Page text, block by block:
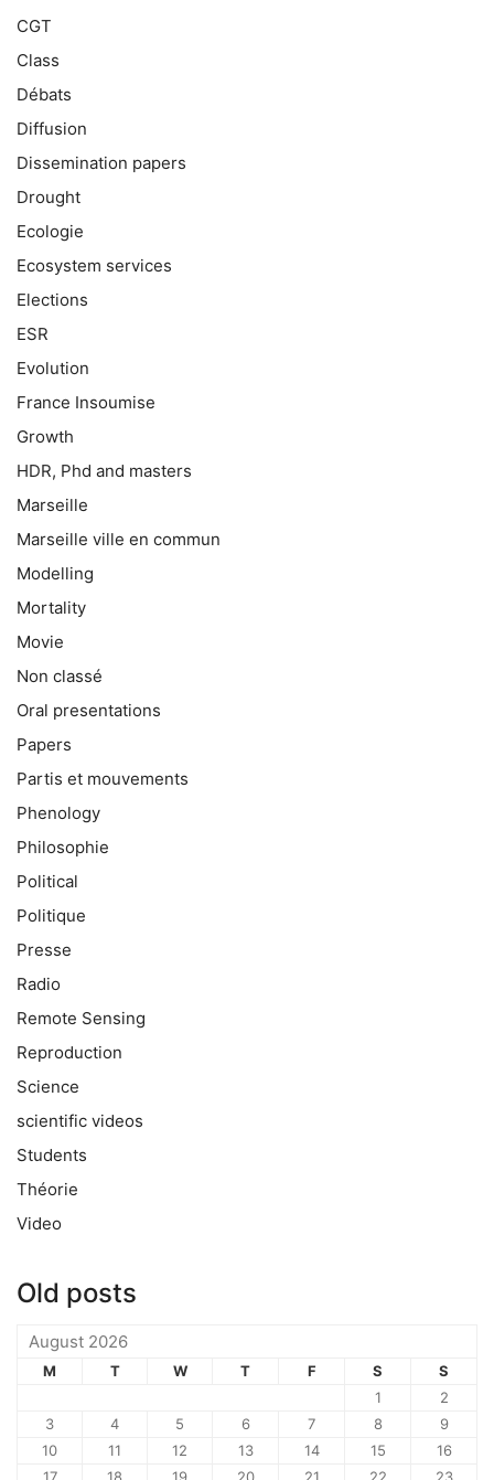
CGT
Class
Débats
Diffusion
Dissemination papers
Drought
Ecologie
Ecosystem services
Elections
ESR
Evolution
France Insoumise
Growth
HDR, Phd and masters
Marseille
Marseille ville en commun
Modelling
Mortality
Movie
Non classé
Oral presentations
Papers
Partis et mouvements
Phenology
Philosophie
Political
Politique
Presse
Radio
Remote Sensing
Reproduction
Science
scientific videos
Students
Théorie
Video
Old posts
August 2026
M T W T F S
S
1
2
3
4 5 6 7 8
9
10
11 12 13 14 15
16